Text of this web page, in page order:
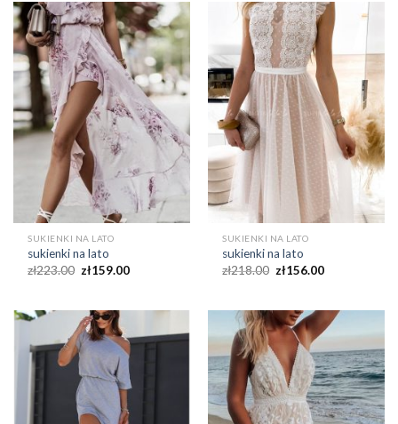
SUKIENKI NA LATO
sukienki na lato
zł223.00 zł159.00
SUKIENKI NA LATO
sukienki na lato
zł218.00 zł156.00